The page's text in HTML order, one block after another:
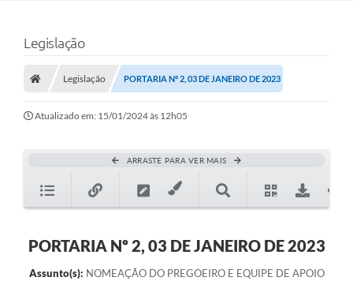
Legislação
Legislação PORTARIA Nº 2, 03 DE JANEIRO DE 2023
Atualizado em: 15/01/2024 às 12h05
ARRASTE PARA VER MAIS
PORTARIA Nº 2, 03 DE JANEIRO DE 2023
Assunto(s): NOMEAÇÃO DO PREGOEIRO E EQUIPE DE APOIO